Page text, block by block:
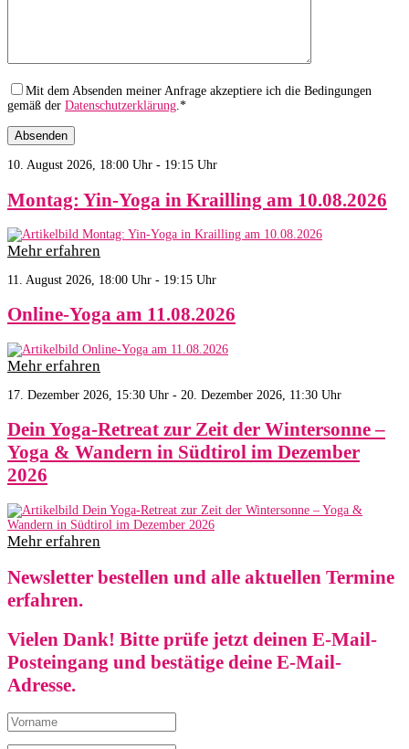
Mit dem Absenden meiner Anfrage akzeptiere ich die Bedingungen
gemäß der Datenschutzerklärung.*
10. August 2026, 18:00 Uhr - 19:15 Uhr
Montag: Yin-Yoga in Krailling am 10.08.2026
Mehr erfahren
11. August 2026, 18:00 Uhr - 19:15 Uhr
Online-Yoga am 11.08.2026
Mehr erfahren
17. Dezember 2026, 15:30 Uhr - 20. Dezember 2026, 11:30 Uhr
Dein Yoga-Retreat zur Zeit der Wintersonne –
Yoga & Wandern in Südtirol im Dezember
2026
Mehr erfahren
Newsletter bestellen und alle aktuellen Termine
erfahren.
Vielen Dank! Bitte prüfe jetzt deinen E-Mail-
Posteingang und bestätige deine E-Mail-
Adresse.